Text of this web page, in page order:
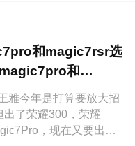
和magic7rsr选
和
比哪个好
今年是打算要放大招
出了荣耀300，荣耀
，现在又要出一